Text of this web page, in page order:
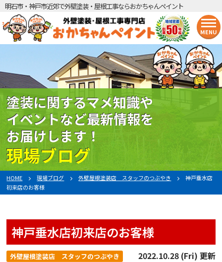
明石市・神戸市近郊で外壁塗装・屋根工事ならおかちゃんペイント
MENU
塗装に関するマメ知識や
イベントなど最新情報を
お届けします！
現場ブログ
HOME 現場ブログ 外壁屋根塗装店 スタッフのつぶやき
神戸垂水店
初来店のお客様
神戸垂水店初来店のお客様
外壁屋根塗装店 スタッフのつぶやき 2022.10.28 (Fri) 更新